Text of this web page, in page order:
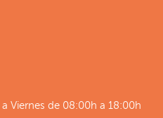
Viernes de 08:00h a 18:00h